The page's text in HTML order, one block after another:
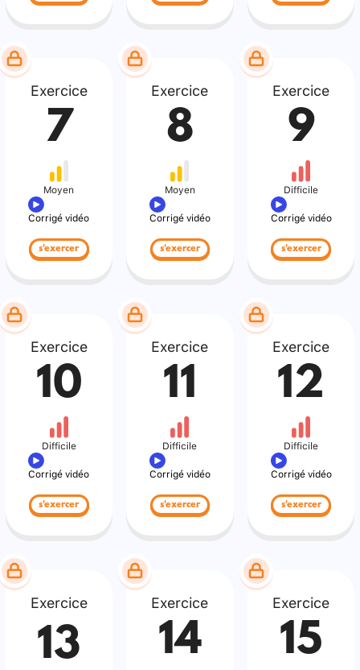
Exercice
7
Moyen
Corrigé vidéo
s'exercer
Exercice
8
Moyen
Corrigé vidéo
s'exercer
Exercice
9
Difficile
Corrigé vidéo
s'exercer
Exercice
10
Difficile
Corrigé vidéo
s'exercer
Exercice
11
Difficile
Corrigé vidéo
s'exercer
Exercice
12
Difficile
Corrigé vidéo
s'exercer
Exercice
13
Exercice
14
Exercice
15